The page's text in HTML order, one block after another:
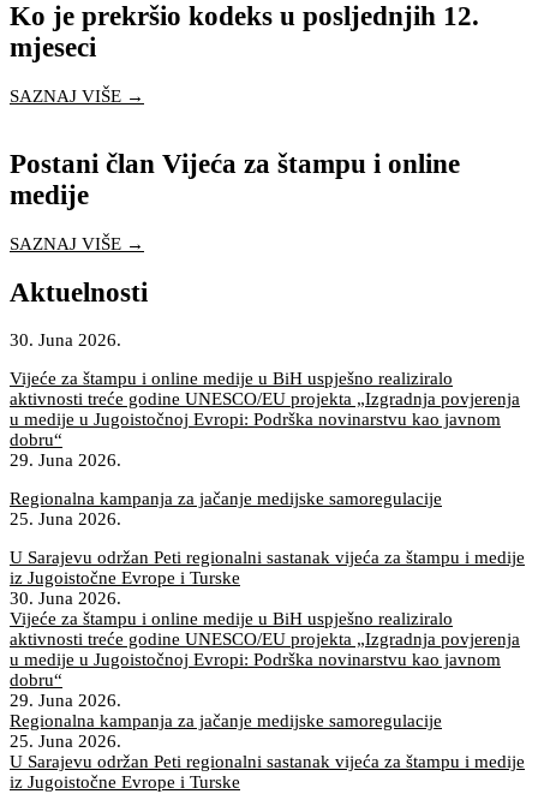
Ko je prekršio kodeks u posljednjih 12.
mjeseci
SAZNAJ VIŠE →
Postani član Vijeća za štampu i online
medije
SAZNAJ VIŠE →
Aktuelnosti
30. Juna 2026.
Vijeće za štampu i online medije u BiH uspješno realiziralo
aktivnosti treće godine UNESCO/EU projekta „Izgradnja povjerenja
u medije u Jugoistočnoj Evropi: Podrška novinarstvu kao javnom
dobru“
29. Juna 2026.
Regionalna kampanja za jačanje medijske samoregulacije
25. Juna 2026.
U Sarajevu održan Peti regionalni sastanak vijeća za štampu i medije
iz Jugoistočne Evrope i Turske
30. Juna 2026.
Vijeće za štampu i online medije u BiH uspješno realiziralo
aktivnosti treće godine UNESCO/EU projekta „Izgradnja povjerenja
u medije u Jugoistočnoj Evropi: Podrška novinarstvu kao javnom
dobru“
29. Juna 2026.
Regionalna kampanja za jačanje medijske samoregulacije
25. Juna 2026.
U Sarajevu održan Peti regionalni sastanak vijeća za štampu i medije
iz Jugoistočne Evrope i Turske